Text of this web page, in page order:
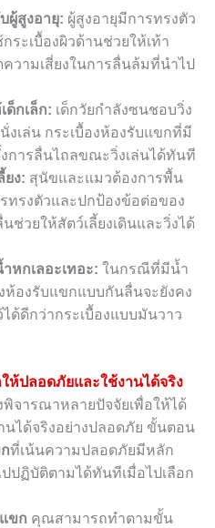
ผู้สูงอายุ: ผู้สูงอายุมีการทรงตัว
ระเบื้องผิวด้านช่วยให้เท้า
วามเสี่ยงในการลื่นล้มที่นำไป
ด็กเล็ก: เด็กวัยกำลังซนชอบวิ่ง
งเล่น กระเบื้องห้องรับแขกที่มี
การลื่นไถลขณะวิ่งเล่นได้ทันที
ยง: สุนัขและแมวต้องการพื้น
ทรงตัวและปกป้องข้อต่อของ
ช่วยให้สัตว์เลี้ยงเดินและวิ่งได้
หกเลอะเทอะ: ในกรณีที่มีน้ำ
ห้องรับแขกแบบกันลื่นจะยังคง
ด้ดีกว่ากระเบื้องแบบมันวาว
ห้ปลอดภัยและใช้งานได้จริง
จารณาหลายปัจจัยเพื่อให้ได้
นได้จริงอย่างปลอดภัย ขั้นตอน
ที่เน้นความปลอดภัยมีหลัก
ปฏิบัติตามได้ทันทีเมื่อไปเลือก
ขก คุณสามารถทำตามขั้น